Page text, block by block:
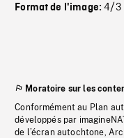
Format de l'image:4/3
Moratoire sur les
Conformément au Plan
développés par
de l’écran autochtone,